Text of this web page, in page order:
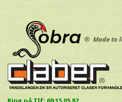
® Made to